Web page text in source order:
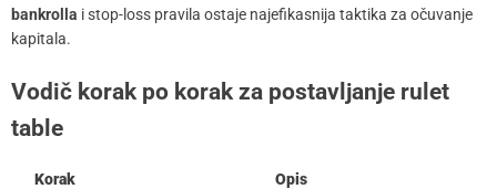
bankrolla i stop-loss pravila ostaje najefikasnija taktika za očuvanje
kapitala.
Vodič korak po korak za postavljanje rulet
table
Korak
Opis